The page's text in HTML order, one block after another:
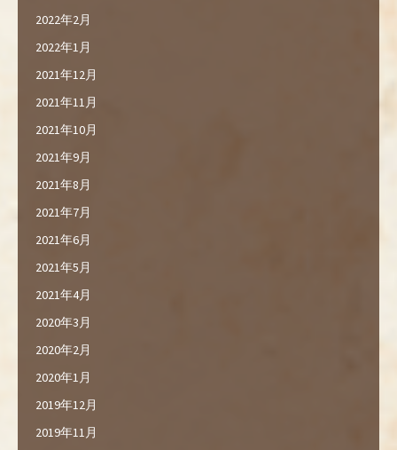
2022年2月
2022年1月
2021年12月
2021年11月
2021年10月
2021年9月
2021年8月
2021年7月
2021年6月
2021年5月
2021年4月
2020年3月
2020年2月
2020年1月
2019年12月
2019年11月